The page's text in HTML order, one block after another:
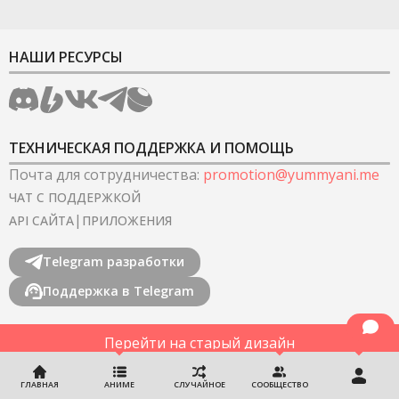
ГЛАВНАЯ АНИМЕ СЛУЧАЙНОЕ СООБЩЕСТВО
НАШИ РЕСУРСЫ
ТЕХНИЧЕСКАЯ ПОДДЕРЖКА И ПОМОЩЬ
Почта для сотрудничества: promotion@yummyani.me
ЧАТ С ПОДДЕРЖКОЙ
API САЙТА| ПРИЛОЖЕНИЯ
Telegram разработки
Поддержка в Telegram
Перейти на старый дизайн
©2022-2026YummyAnime.Все права защищены